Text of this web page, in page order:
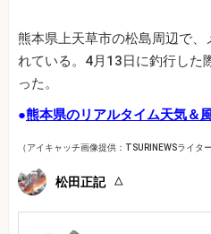
熊本県上天草市の松島周辺で
れている。4月13日に釣行した
った。
●熊本県のリアルタイム天気＆
（アイキャッチ画像提供：TSURINEWSライタ
松田正記